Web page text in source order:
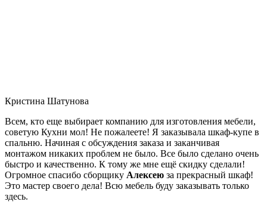
Кристина Шатунова
Всем, кто еще выбирает компанию для изготовления мебели,
советую Кухни мол! Не пожалеете! Я заказывала шкаф-купе в
спальню. Начиная с обсуждения заказа и заканчивая
монтажом никаких проблем не было. Все было сделано очень
быстро и качественно. К тому же мне ещё скидку сделали!
Огромное спасибо сборщику Алексею за прекрасный шкаф!
Это мастер своего дела! Всю мебель буду заказывать только
здесь.